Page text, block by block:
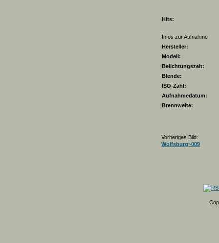
Hits:
Infos zur Aufnahme
Hersteller:
Modell:
Belichtungszeit:
Blende:
ISO-Zahl:
Aufnahmedatum:
Brennweite:
Vorheriges Bild:
Wolfsburg~009